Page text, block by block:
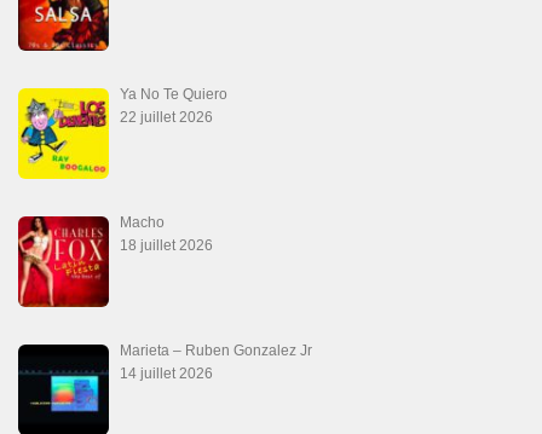
Ya No Te Quiero
22 juillet 2026
Macho
18 juillet 2026
Marieta – Ruben Gonzalez Jr
14 juillet 2026